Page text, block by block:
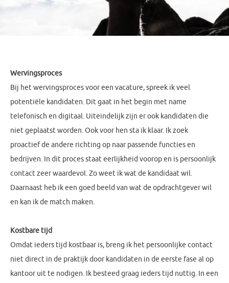
Wervingsproces
Bij het wervingsproces voor een vacature, spreek ik veel
potentiële kandidaten. Dit gaat in het begin met name
telefonisch en digitaal. Uiteindelijk zijn er ook kandidaten die
niet geplaatst worden. Ook voor hen sta ik klaar. Ik zoek
proactief de andere richting op naar passende functies en
bedrijven. In dit proces staat eerlijkheid voorop en is persoonlijk
contact zeer waardevol. Zo weet ik wat de kandidaat wil.
Daarnaast heb ik een goed beeld van wat de opdrachtgever wil
en kan ik de match maken.
Kostbare tijd
Omdat ieders tijd kostbaar is, breng ik het persoonlijke contact
niet direct in de praktijk door kandidaten in de eerste fase al op
kantoor uit te nodigen. Ik besteed graag ieders tijd nuttig. In een